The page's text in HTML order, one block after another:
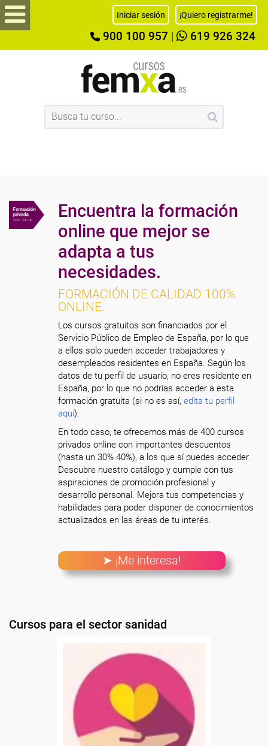
Iniciar sesión ¡Quiero registrarme!
900 100 957 619 926 324
Encuentra la formación
online que mejor se
adapta a tus
necesidades.
FORMACIÓN DE CALIDAD 100%
ONLINE.
Los cursos gratuitos son financiados por el
Servicio Público de Empleo de España, por lo que
a ellos solo pueden acceder trabajadores y
desempleados residentes en España. Según los
datos de tu perfil de usuario, no eres residente en
España, por lo que no podrías acceder a esta
formación gratuita (si no es así,edita tu perfil
aquí).
En todo caso, te ofrecemos más de 400 cursos
privados online con importantes descuentos
(hasta un 30% 40%), a los que sí puedes acceder.
Descubre nuestro catálogo y cumple con tus
aspiraciones de promoción profesional y
desarrollo personal. Mejora tus competencias y
habilidades para poder disponer de conocimientos
actualizados en las áreas de tu interés.
➤ ¡Me interesa!
Cursos para el sector sanidad